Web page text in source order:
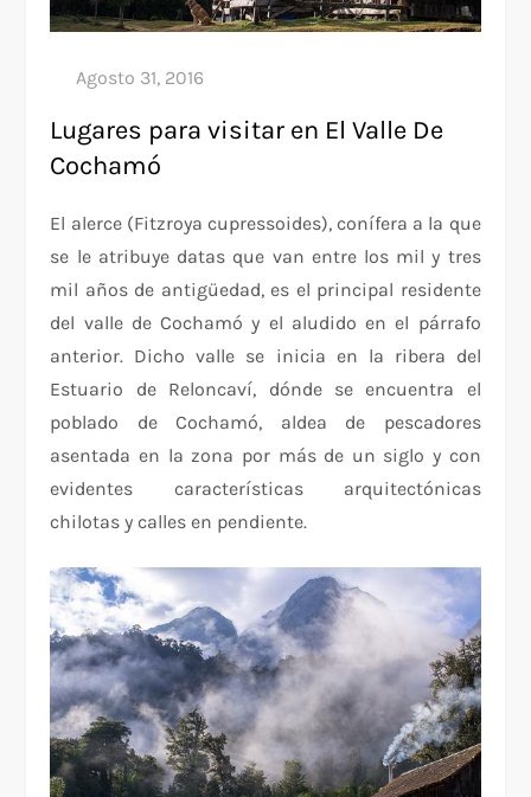
Lugares para visitar en El Valle De
Cochamó
El alerce (Fitzroya cupressoides), conífera a la que
se le atribuye datas que van entre los mil y tres
mil años de antigüedad, es el principal residente
del valle de Cochamó y el aludido en el párrafo
anterior. Dicho valle se inicia en la ribera del
Estuario de Reloncaví, dónde se encuentra el
poblado de Cochamó, aldea de pescadores
asentada en la zona por más de un siglo y con
evidentes características arquitectónicas
chilotas y calles en pendiente.